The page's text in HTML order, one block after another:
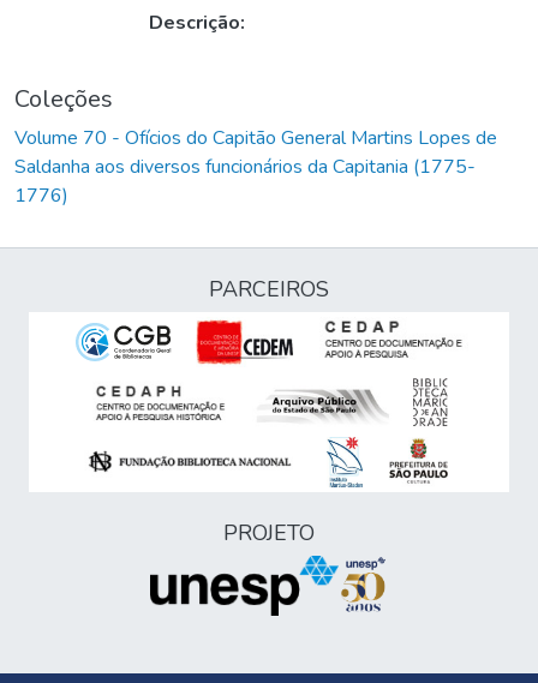
Descrição:
Coleções
Volume 70 - Ofícios do Capitão General Martins Lopes de
Saldanha aos diversos funcionários da Capitania (1775-
1776)
PARCEIROS
PROJETO